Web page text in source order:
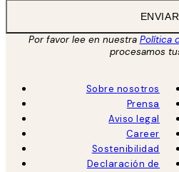
ENVIAR
Por favor lee en nuestra Política
procesamos
Sobre nosotros
Prensa
Aviso legal
Career
Sostenibilidad
Declaración de